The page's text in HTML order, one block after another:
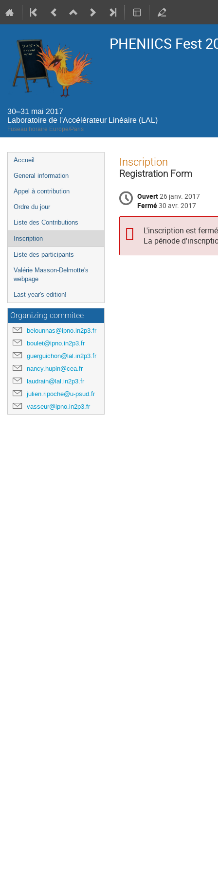
PHENIICS Fest
30–31 mai 2017
Laboratoire de l'Accélérateur Linéaire (LAL)
Fuseau horaire Europe/Paris
Menu
de
Accueil
General information
Appel à contribution
Ordre du jour
Liste des Contributions
Inscription
Liste des participants
Valérie Masson-Delmotte's
webpage
Last year's edition!
Organizing commitee
belounnas@ipno.in2p3.fr
boulet@ipno.in2p3.fr
guerguichon@lal.in2p3.fr
nancy.hupin@cea.fr
laudrain@lal.in2p3.fr
julien.ripoche@u-psud.fr
vasseur@ipno.in2p3.fr
Inscription
Registration Form
Ouvert26 janv. 2017
Fermé30 avr. 2017
L'inscription est
La période